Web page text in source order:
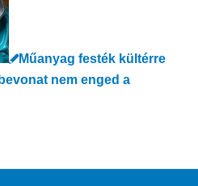
Műanyag festék kültérre
nem enged a